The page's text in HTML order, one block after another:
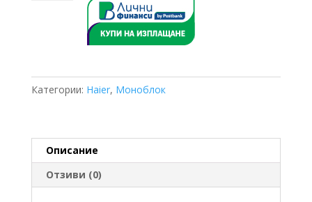
AU112FYCRA(HW)
Категории: Haier, Моноблок
Описание
Отзиви (0)